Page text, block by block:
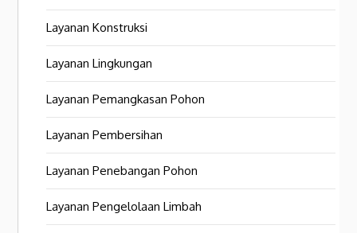
Layanan Konstruksi
Layanan Lingkungan
Layanan Pemangkasan Pohon
Layanan Pembersihan
Layanan Penebangan Pohon
Layanan Pengelolaan Limbah